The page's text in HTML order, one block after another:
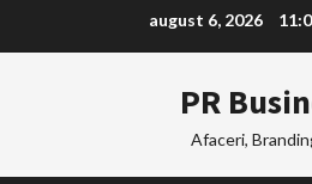
august 6, 2026
PR
Afaceri,